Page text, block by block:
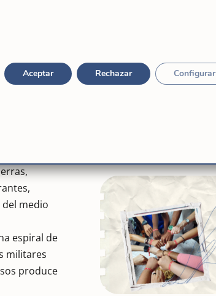
medio
espiral de
militares
produce
Aceptar Rechazar Configurar